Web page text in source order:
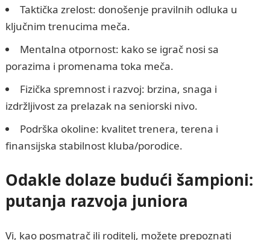
Taktička zrelost: donošenje pravilnih odluka u
ključnim trenucima meča.
Mentalna otpornost: kako se igrač nosi sa
porazima i promenama toka meča.
Fizička spremnost i razvoj: brzina, snaga i
izdržljivost za prelazak na seniorski nivo.
Podrška okoline: kvalitet trenera, terena i
finansijska stabilnost kluba/porodice.
Odakle dolaze budući šampioni:
putanja razvoja juniora
Vi, kao posmatrač ili roditelj, možete prepoznati